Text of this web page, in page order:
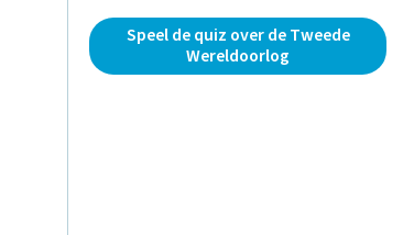
Speel de quiz over de Tweede
Wereldoorlog